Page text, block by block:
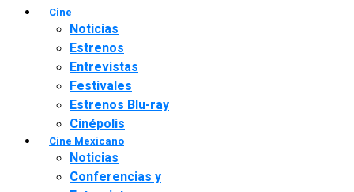
Cine
Noticias
Estrenos
Entrevistas
Festivales
Estrenos Blu-ray
Cinépolis
Cine Mexicano
Noticias
Conferencias y